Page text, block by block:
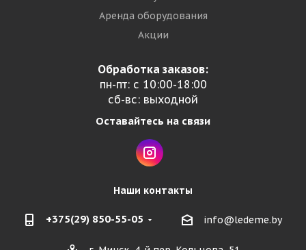
Аренда оборудования
Акции
Обработка заказов:
пн-пт: с 10:00-18:00
сб-вс: выходной
Оставайтесь на связи
Наши контакты
+375(29) 850-55-05 info@ledeme.by